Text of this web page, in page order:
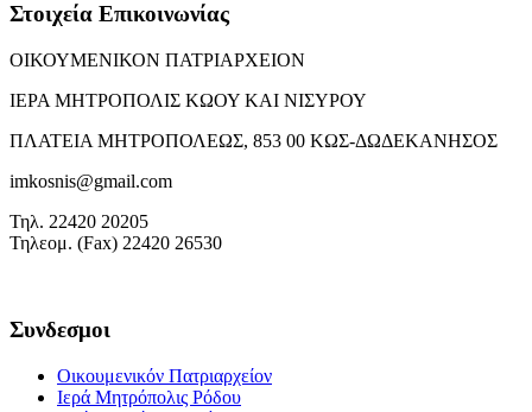
Στοιχεία Επικοινωνίας
ΟΙΚΟΥΜΕΝΙΚΟΝ ΠΑΤΡΙΑΡΧΕΙΟΝ
ΙΕΡΑ ΜΗΤΡΟΠΟΛΙΣ ΚΩΟΥ ΚΑΙ ΝΙΣΥΡΟΥ
ΠΛΑΤΕΙΑ ΜΗΤΡΟΠΟΛΕΩΣ, 853 00 ΚΩΣ-ΔΩΔΕΚΑΝΗΣΟΣ
imkosnis@gmail.com
Τηλ. 22420 20205
Τηλεομ. (Fax) 22420 26530
Συνδεσμοι
Οικουμενικόν Πατριαρχείον
Ιερά Μητρόπολις Ρόδου